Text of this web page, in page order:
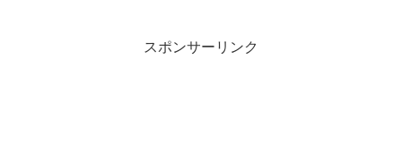
スポンサーリンク